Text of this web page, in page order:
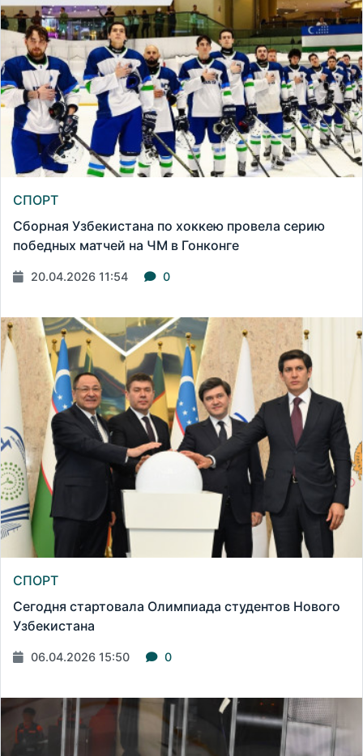
СПОРТ
Сборная Узбекистана по хоккею провела серию
победных матчей на ЧМ в Гонконге
20.04.2026 11:54 0
СПОРТ
Сегодня стартовала Олимпиада студентов Нового
Узбекистана
06.04.2026 15:50 0